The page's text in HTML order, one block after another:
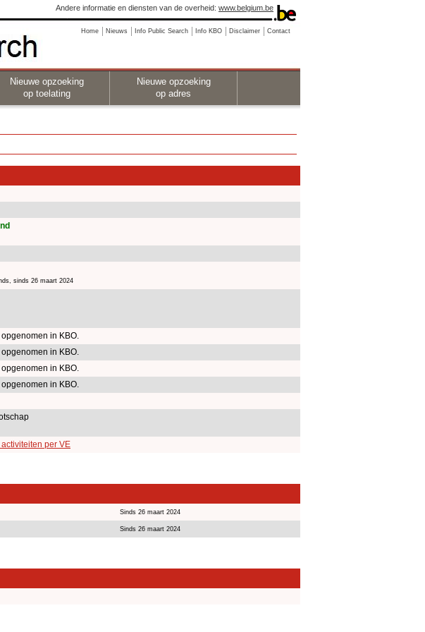
Andere informatie en diensten van de overheid: www.belgium.be
Home Nieuws Info Public Search Info KBO Disclaimer Contact
Nieuwe opzoeking
op toelating
Nieuwe opzoeking
op adres
sinds 26 maart 2024
in KBO.
in KBO.
in KBO.
in KBO.
per VE
Sinds 26 maart 2024
Sinds 26 maart 2024